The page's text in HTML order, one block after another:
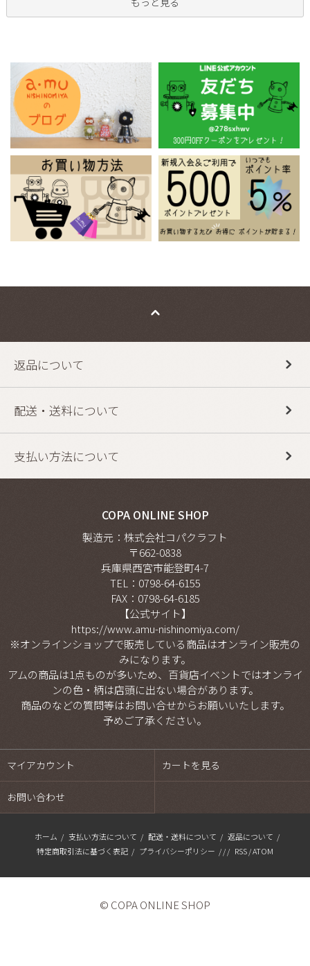
返品について
配送・送料について
支払い方法について
COPA ONLINE SHOP
製造元：株式会社コパクラフト
〒662-0838
兵庫県西宮市能登町4-7
TEL：0798-64-6155
FAX： 0798-64-6185
【公式サイト】
https://www.amu-nishinomiya.com/
※オンラインショップで販売している商品はオンライン販売の
みになります。
アムの商品は1点ものが多いため、百貨店イベントではオンライ
ンの色・柄は店頭に出ない場合があります。
商品のなどの質問等はお問い合せからお願いいたします。
予めご了承ください。
マイアカウント カートを見る
お問い合わせ
ホーム / 支払い方法について / 配送・送料について / 返品について /
特定商取引法に基づく表記 / プライバシーポリシー / / / RSS/ATOM
© COPA ONLINE SHOP